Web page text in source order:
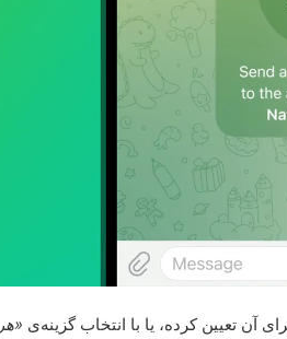
آن تعیین کرده، یا با انتخاب گزینه‌ی «هر